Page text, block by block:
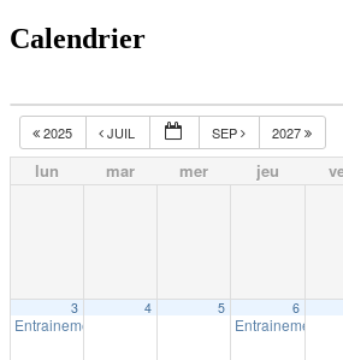
Calendrier
2025 JUIL SEP 2027
lun mar mer jeu
3
Entrainement extérieur à Shawinigan18:30
4 5 6
Entrainement